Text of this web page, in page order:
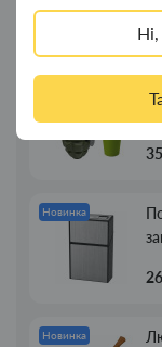
Новинка
Новинка